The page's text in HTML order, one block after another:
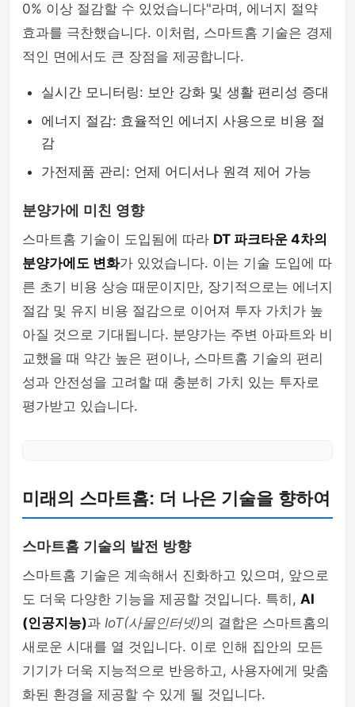
0% 이상 절감할 수 있었습니다"라며, 에너지 절약
효과를 극찬했습니다. 이처럼, 스마트홈 기술은 경제
적인 면에서도 큰 장점을 제공합니다.
실시간 모니터링: 보안 강화 및 생활 편리성 증대
에너지 절감: 효율적인 에너지 사용으로 비용 절
감
가전제품 관리: 언제 어디서나 원격 제어 가능
분양가에 미친 영향
스마트홈 기술이 도입됨에 따라 DT 파크타운 4차의
분양가에도 변화가 있었습니다. 이는 기술 도입에 따
른 초기 비용 상승 때문이지만, 장기적으로는 에너지
절감 및 유지 비용 절감으로 이어져 투자 가치가 높
아질 것으로 기대됩니다. 분양가는 주변 아파트와 비
교했을 때 약간 높은 편이나, 스마트홈 기술의 편리
성과 안전성을 고려할 때 충분히 가치 있는 투자로
평가받고 있습니다.
미래의 스마트홈: 더 나은 기술을 향하여
스마트홈 기술의 발전 방향
스마트홈 기술은 계속해서 진화하고 있으며, 앞으로
도 더욱 다양한 기능을 제공할 것입니다. 특히, AI
(인공지능)과 IoT(사물인터넷)의 결합은 스마트홈의
새로운 시대를 열 것입니다. 이로 인해 집안의 모든
기기가 더욱 지능적으로 반응하고, 사용자에게 맞춤
화된 환경을 제공할 수 있게 될 것입니다.